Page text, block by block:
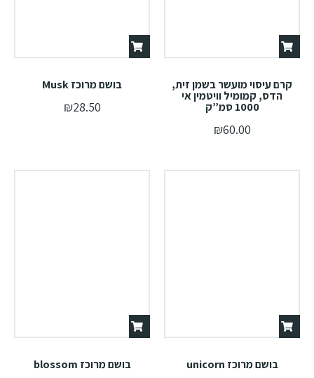
קרם עיסוי מועשר בשמן זית,
הדס, קמומיל וויטמין אי
1000 סמ”ק
₪60.00
בושם מרוכז Musk
₪28.50
בושם מרוכז unicorn בושם מרוכז blossom